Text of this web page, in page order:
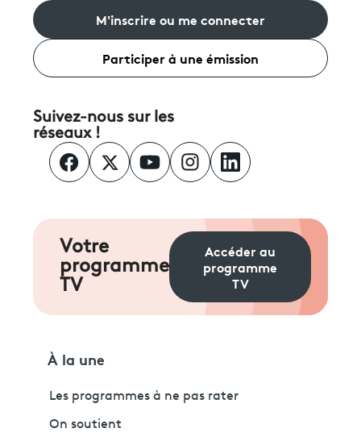
M'inscrire ou me connecter
Participer à une émission
Suivez-nous sur les
réseaux !
Votre
programme
TV
Accéder au
programme
TV
À la une
Les programmes à ne pas rater
On soutient